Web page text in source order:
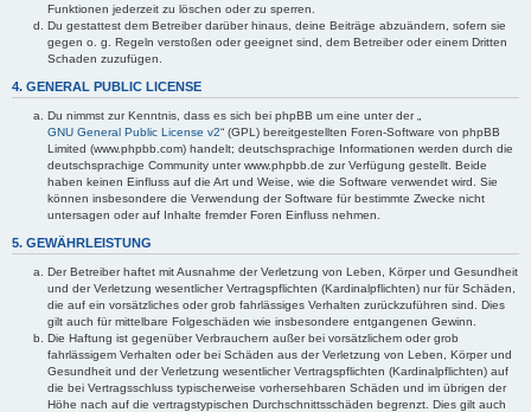
Funktionen jederzeit zu löschen oder zu sperren.
Du gestattest dem Betreiber darüber hinaus, deine Beiträge abzuändern, sofern sie
gegen o. g. Regeln verstoßen oder geeignet sind, dem Betreiber oder einem Dritten
Schaden zuzufügen.
4. GENERAL PUBLIC LICENSE
Du nimmst zur Kenntnis, dass es sich bei phpBB um eine unter der „
GNU General Public License v2“ (GPL) bereitgestellten Foren-Software von phpBB
Limited (www.phpbb.com) handelt; deutschsprachige Informationen werden durch die
deutschsprachige Community unter www.phpbb.de zur Verfügung gestellt. Beide
haben keinen Einfluss auf die Art und Weise, wie die Software verwendet wird. Sie
können insbesondere die Verwendung der Software für bestimmte Zwecke nicht
untersagen oder auf Inhalte fremder Foren Einfluss nehmen.
5. GEWÄHRLEISTUNG
Der Betreiber haftet mit Ausnahme der Verletzung von Leben, Körper und Gesundheit
und der Verletzung wesentlicher Vertragspflichten (Kardinalpflichten) nur für Schäden,
die auf ein vorsätzliches oder grob fahrlässiges Verhalten zurückzuführen sind. Dies
gilt auch für mittelbare Folgeschäden wie insbesondere entgangenen Gewinn.
Die Haftung ist gegenüber Verbrauchern außer bei vorsätzlichem oder grob
fahrlässigem Verhalten oder bei Schäden aus der Verletzung von Leben, Körper und
Gesundheit und der Verletzung wesentlicher Vertragspflichten (Kardinalpflichten) auf
die bei Vertragsschluss typischerweise vorhersehbaren Schäden und im übrigen der
Höhe nach auf die vertragstypischen Durchschnittsschäden begrenzt. Dies gilt auch